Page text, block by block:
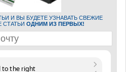
И ВЫ БУДЕТЕ УЗНАВАТЬ СВЕЖИЕ
СТАТЬИ ОДНИМ ИЗ ПЕРВЫХ!